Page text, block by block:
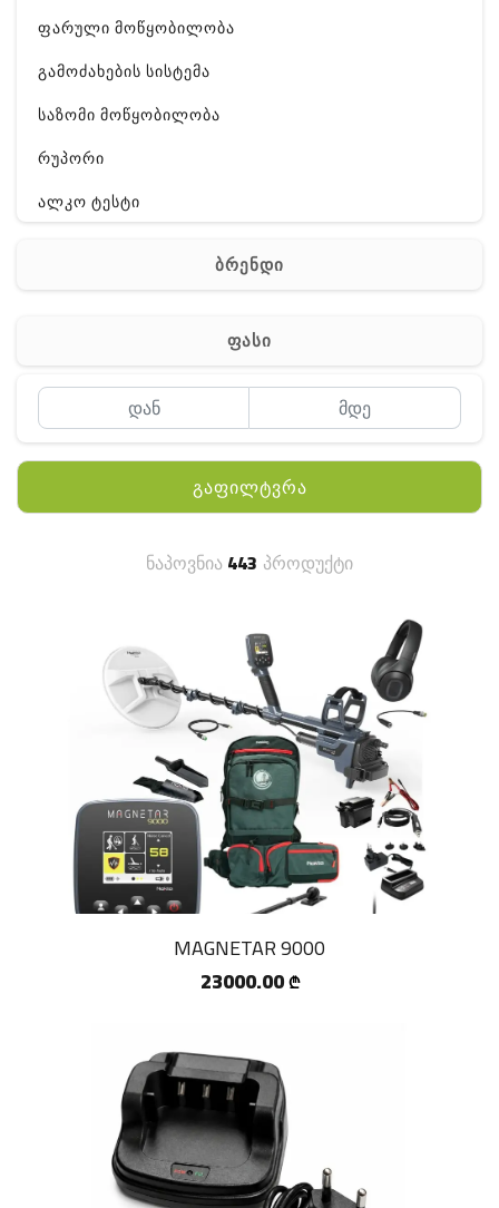
ფარული მოწყობილობა
გამოძახების სისტემა
საზომი მოწყობილობა
რუპორი
ალკო ტესტი
ჰაერის დამატენიანებელი
მაგნიტი
სხვა
ბრენდი
ფასი
გაფილტვრა
ნაპოვნია443 პროდუქტი
MAGNETAR 9000
23000.00 ₾